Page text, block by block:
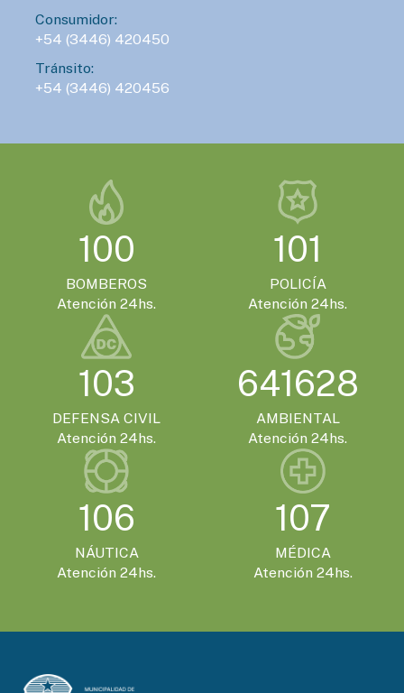
Consumidor:
+54 (3446) 420450
Tránsito:
+54 (3446) 420456
100
BOMBEROS
Atención 24hs.
101
POLICÍA
Atención 24hs.
103
DEFENSA CIVIL
Atención 24hs.
641628
AMBIENTAL
Atención 24hs.
106
NÁUTICA
Atención 24hs.
107
MÉDICA
Atención 24hs.